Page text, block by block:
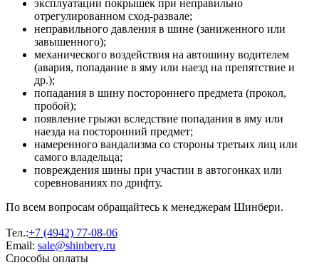
эксплуатации покрышек при неправильно
отрегулированном сход-развале;
неправильного давления в шине (заниженного или
завышенного);
механического воздействия на автошину водителем
(авария, попадание в яму или наезд на препятствие и
др.);
попадания в шину постороннего предмета (прокол,
пробой);
появление грыжи вследствие попадания в яму или
наезда на посторонний предмет;
намеренного вандализма со стороны третьих лиц или
самого владельца;
повреждения шины при участии в автогонках или
соревнованиях по дрифту.
По всем вопросам обращайтесь к менеджерам Шинбери.
Тел.:+7 (4942) 77-08-06
Email: sale@shinbery.ru
Способы оплаты